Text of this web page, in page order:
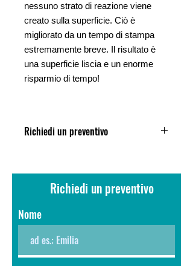
nessuno strato di reazione viene
creato sulla superficie. Ciò è
migliorato da un tempo di stampa
estremamente breve. Il risultato è
una superficie liscia e un enorme
risparmio di tempo!
Richiedi un preventivo
Richiedi un preventivo
Nome